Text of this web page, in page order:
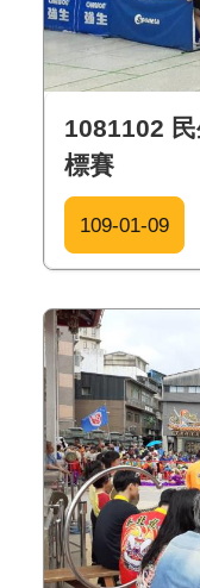
1081102
標賽
109-01-09